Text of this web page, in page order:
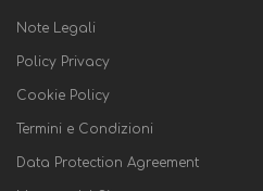
Note Legali
Policy Privacy
Cookie Policy
Termini e Condizioni
Data Protection Agreement